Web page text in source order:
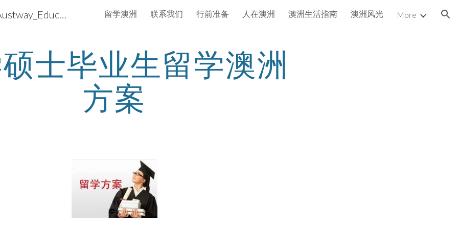
to main content Skip to navigation
澳洲通国际－留学澳洲 iAustway_Education 留学澳洲 联系我们 行前准备 人在澳洲 澳洲生活指南 澳洲风光 More
士毕业生留学澳洲
方案